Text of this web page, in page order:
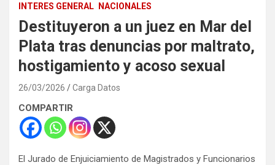
INTERES GENERAL NACIONALES
Destituyeron a un juez en Mar del
Plata tras denuncias por maltrato,
hostigamiento y acoso sexual
26/03/2026 Carga Datos
COMPARTIR
El Jurado de Enjuiciamiento de Magistrados y Funcionarios